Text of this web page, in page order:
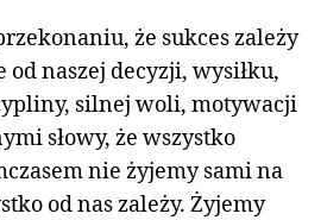
że sukces zależy
od naszej decyzji, wysiłku,
silnej woli, motywacji
słowy, że wszystko
nie żyjemy sami na
od nas zależy. Żyjemy